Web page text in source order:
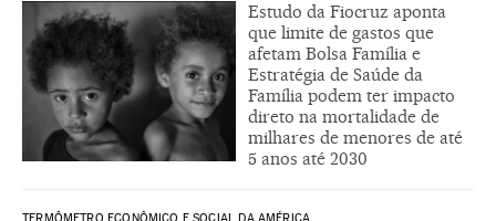
Estudo da Fiocruz aponta
que limite de gastos que
afetam Bolsa Família e
Estratégia de Saúde da
Família podem ter impacto
direto na mortalidade de
milhares de menores de até
5 anos até 2030